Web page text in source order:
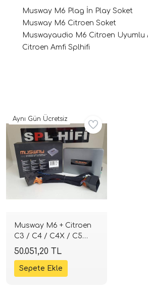
Musway M6 Plag İn Play Soket
Musway M6 Citroen Soket
Muswayaudio M6 Citroen Uyumlu
Citroen Amfi Splhifi
Musway M6 + Citroen
C3 / C4 / C4X / C5
Aircross Tak-Çalıştır
DSP'li Amfi Kiti |
SPLHIFI
50.051,20 TL
Aynı Gün Ücretsiz